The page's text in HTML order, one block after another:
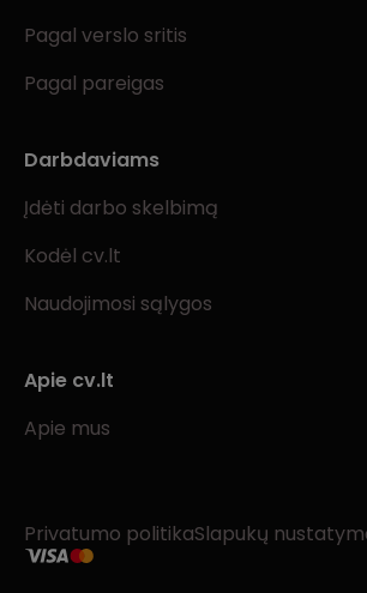
Pagal verslo sritis
Pagal pareigas
Darbdaviams
Įdėti darbo skelbimą
Kodėl cv.lt
Naudojimosi sąlygos
Apie cv.lt
Apie mus
Privatumo politikaSlapukų